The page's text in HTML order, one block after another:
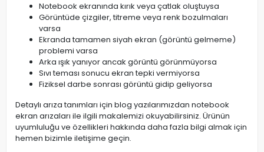
Notebook ekranında kırık veya çatlak oluştuysa
Görüntüde çizgiler, titreme veya renk bozulmaları
varsa
Ekranda tamamen siyah ekran (görüntü gelmeme)
problemi varsa
Arka ışık yanıyor ancak görüntü görünmüyorsa
Sıvı teması sonucu ekran tepki vermiyorsa
Fiziksel darbe sonrası görüntü gidip geliyorsa
Detaylı arıza tanımları için blog yazılarımızdan notebook
ekran arızaları ile ilgili makalemizi okuyabilirsiniz. Ürünün
uyumluluğu ve özellikleri hakkında daha fazla bilgi almak için
hemen bizimle iletişime geçin.